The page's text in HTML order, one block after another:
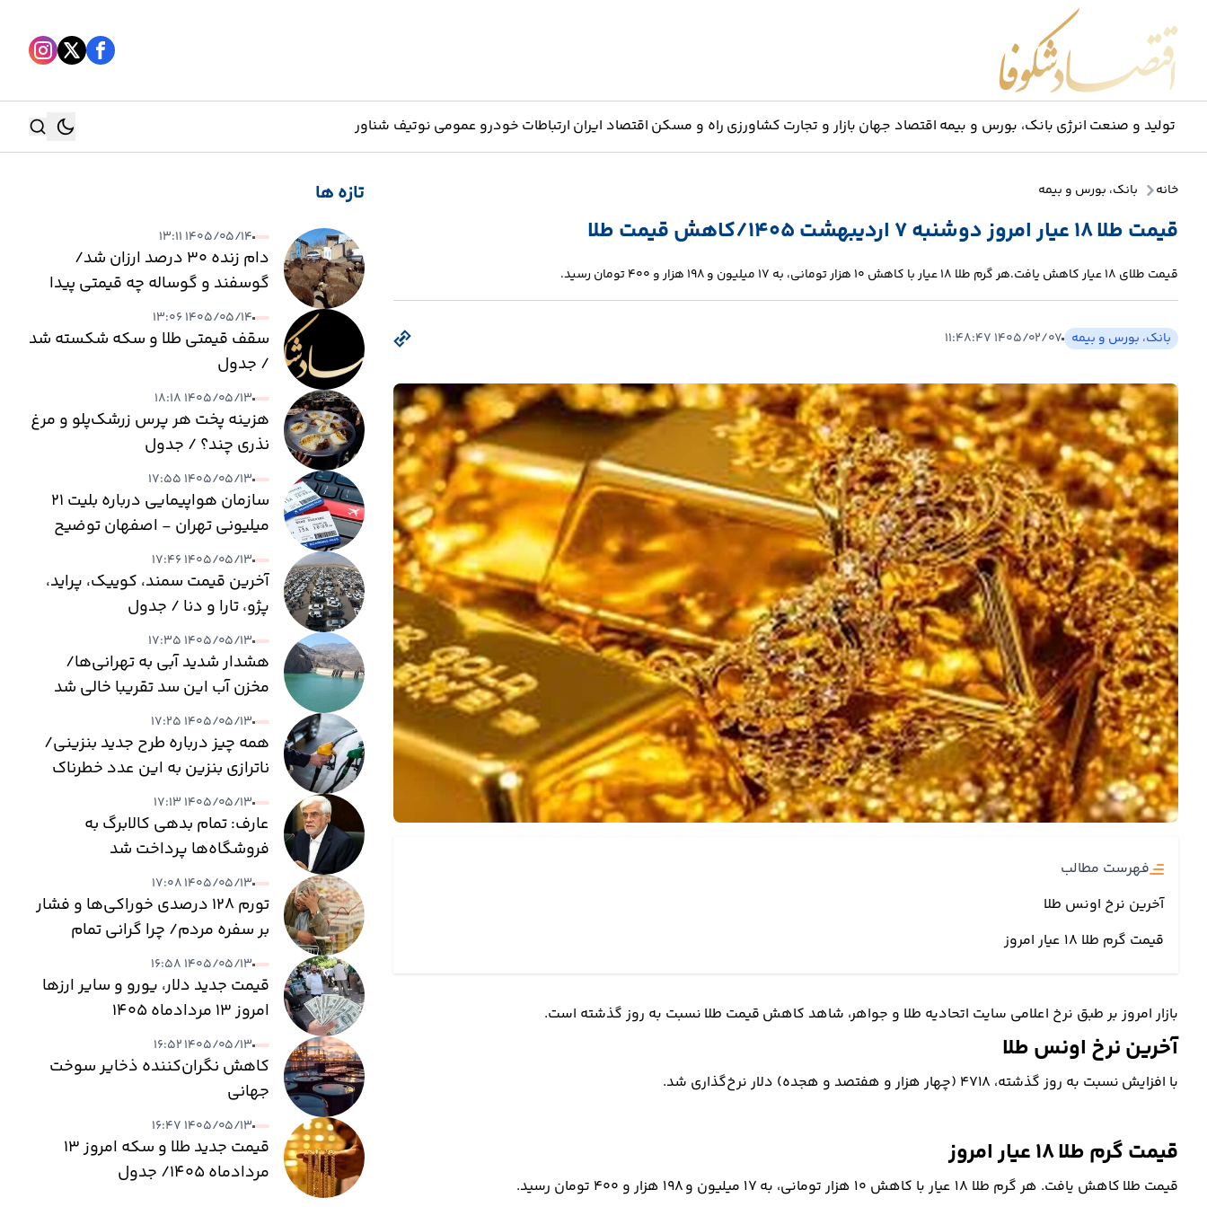
تولید و صنعت انرژی بانک، بورس و بیمه اقتصاد جهان بازار و تجارت کشاورزی راه و مسکن اقتصاد ایران ارتباطات خودرو عمومی نوتیف شناور
جستجو
خانه بانک، بورس و بیمه
قیمت طلا ۱۸ عیار امروز دوشنبه ۷ اردیبهشت ۱۴۰۵/کاهش قیمت طلا
قیمت طلای 18 عیار کاهش یافت.هر گرم طلا ۱۸ عیار با کاهش 10 هزار تومانی، به 17 میلیون و 198 هزار و 400 تومان رسید.
بانک، بورس و بیمه ۱۴۰۵/۰۲/۰۷ ۱۱:۴۸:۴۷
فهرست مطالب
آخرین نرخ اونس طلا
قیمت گرم طلا ۱۸ عیار امروز
بازار امروز بر طبق نرخ اعلامی سایت اتحادیه طلا و جواهر، شاهد کاهش قیمت‌‌‌‌ طلا نسبت به روز گذشته است.
آخرین نرخ اونس طلا
با افزایش نسبت به روز گذشته، 4718 (چهار هزار و هفتصد و هجده) دلار نرخ‌گذاری شد.
قیمت گرم طلا ۱۸ عیار امروز
قیمت طلا کاهش یافت. هر گرم طلا ۱۸ عیار با کاهش 10 هزار تومانی، به 17 میلیون و 198 هزار و 400 تومان رسید.
تازه ها
۱۴۰۵/۰۵/۱۴ ۱۳:۱۱
دام زنده ۳۰ درصد ارزان شد/
گوسفند و گوساله چه قیمتی پیدا
کرد؟
۱۴۰۵/۰۵/۱۴ ۱۳:۰۶
سقف قیمتی طلا و سکه شکسته شد
/ جدول
۱۴۰۵/۰۵/۱۳ ۱۸:۱۸
هزینه پخت هر پرس زرشک‌پلو و مرغ
نذری چند؟ / جدول
۱۴۰۵/۰۵/۱۳ ۱۷:۵۵
سازمان هواپیمایی درباره بلیت ۲۱
میلیونی تهران - اصفهان توضیح
داد۱۴۰۵/۰۵/۱۳ ۱۷:۴۶
آخرین قیمت سمند، کوییک، پراید،
پژو، تارا و دنا / جدول
۱۴۰۵/۰۵/۱۳ ۱۷:۳۵
هشدار شدید آبی به تهرانی‌ها/
مخزن آب این سد تقریبا خالی شد
۱۴۰۵/۰۵/۱۳ ۱۷:۲۵
همه چیز درباره طرح جدید بنزینی/
ناترازی بنزین به این عدد خطرناک
می‌رسد
۱۴۰۵/۰۵/۱۳ ۱۷:۱۳
عارف: تمام بدهی کالابرگ به
فروشگاه‌ها پرداخت شد
۱۴۰۵/۰۵/۱۳ ۱۷:۰۸
تورم ۱۲۸ درصدی خوراکی‌ها و فشار
بر سفره مردم/ چرا گرانی تمام
نمی‌شود؟
۱۴۰۵/۰۵/۱۳ ۱۶:۵۸
قیمت جدید دلار، یورو و سایر ارزها
امروز ۱۳ مردادماه ۱۴۰۵
۱۴۰۵/۰۵/۱۳ ۱۶:۵۲
کاهش نگران‌کننده ذخایر سوخت
جهانی
۱۴۰۵/۰۵/۱۳ ۱۶:۴۷
قیمت جدید طلا و سکه امروز ۱۳
مردادماه ۱۴۰۵/ جدول